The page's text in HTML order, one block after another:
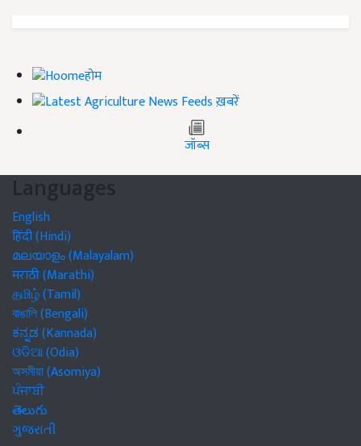
होम
ख़बरें
जॉब्स
Languages
English
हिंदी (Hindi)
മലയാളം (Malayalam)
मराठी (Marathi)
தமிழ் (Tamil)
বাঙালি (Bengali)
ಕನ್ನಡ (Kannada)
ଓଡିଆ (Odia)
অসমীয়া (Asomiya)
ਪੰਜਾਬੀ
తెలుగు
ગુજરાતી